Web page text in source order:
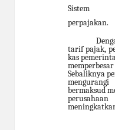
Sistem
perpajakan.
tarif pajak,
kas
Sebaliknya
bermaksud